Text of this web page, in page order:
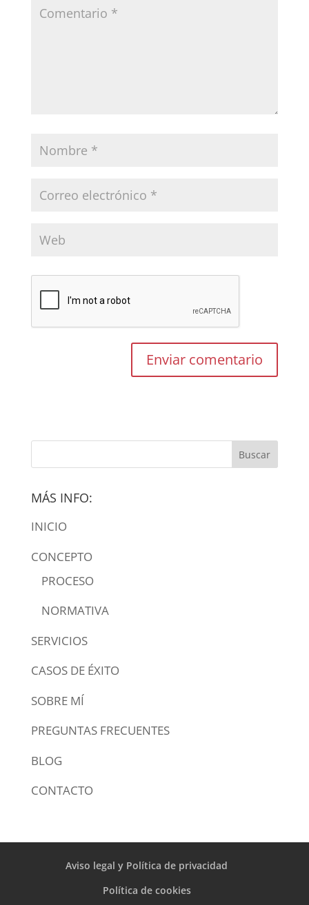
MÁS INFO:
INICIO
CONCEPTO
PROCESO
NORMATIVA
SERVICIOS
CASOS DE ÉXITO
SOBRE MÍ
PREGUNTAS FRECUENTES
BLOG
CONTACTO
Aviso legal y Política de privacidad
Política de cookies